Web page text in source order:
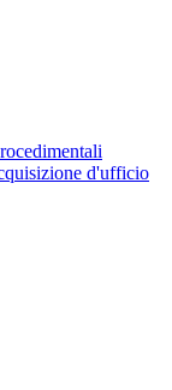
d'ufficio